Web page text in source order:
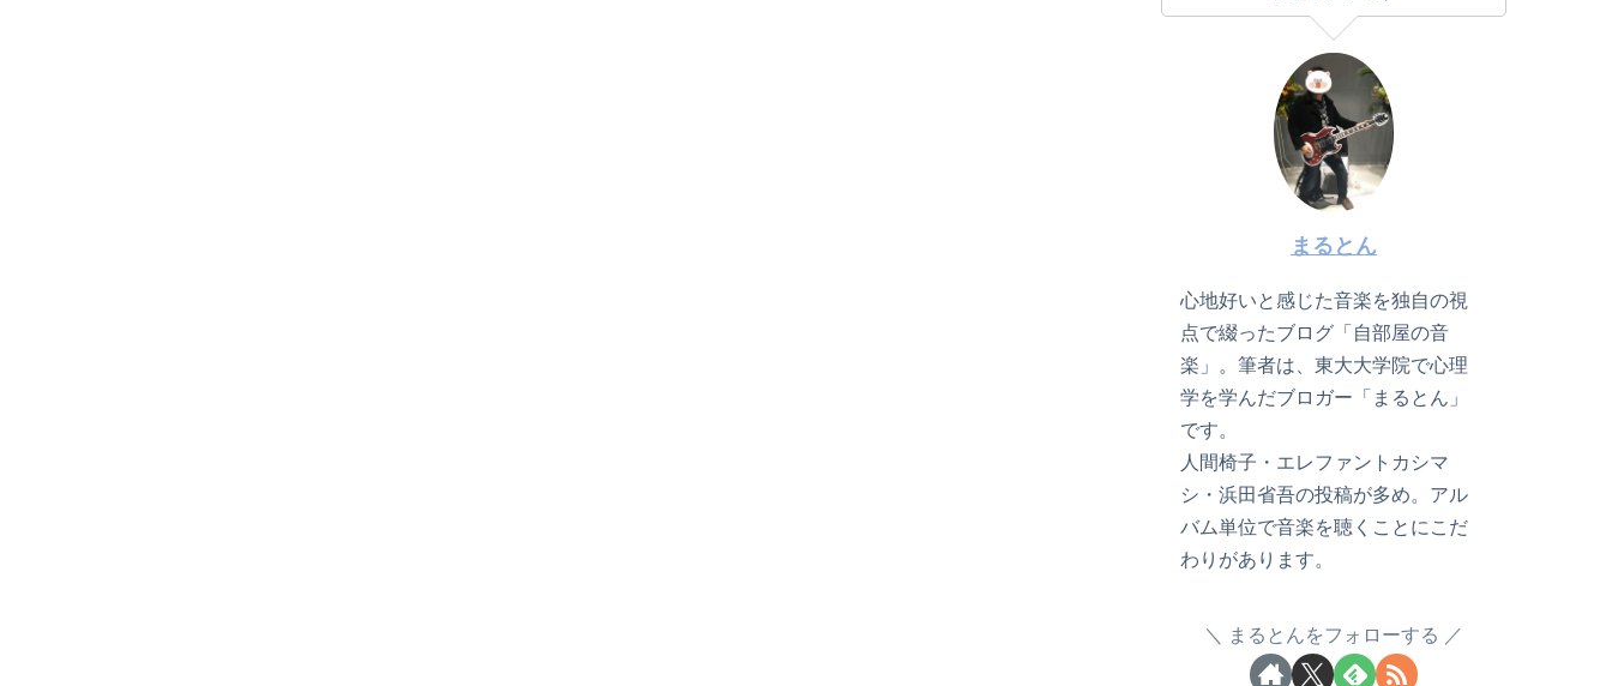
まるとん
心地好いと感じた音楽を独自の視
点で綴ったブログ「自部屋の音
楽」。筆者は、東大大学院で心理
学を学んだブロガー「まるとん」
です。
人間椅子・エレファントカシマ
シ・浜田省吾の投稿が多め。アル
バム単位で音楽を聴くことにこだ
わりがあります。
まるとんをフォローする